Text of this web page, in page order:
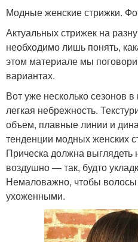
Модные женские стрижки.
Актуальных стрижек на
необходимо лишь понять,
этом материале мы
вариантах.
Вот уже несколько сезонов
легкая небрежность.
объем, плавные линии и
тенденции модных женских
Прическа должна выглядеть
воздушно — так, будто
Немаловажно, чтобы
ухоженными.